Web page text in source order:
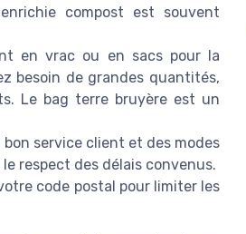
compost est souvent
en vrac ou en sacs pour la
besoin de grandes quantités,
Le bag terre bruyère est un
service client et des modes
respect des délais convenus.
code postal pour limiter les